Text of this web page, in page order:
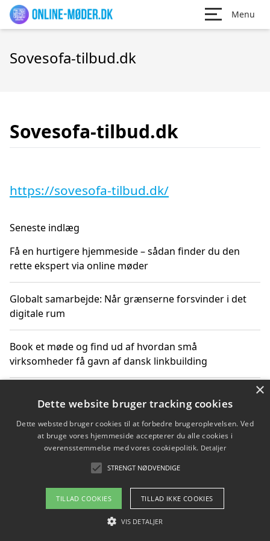
Menu
Sovesofa-tilbud.dk
Sovesofa-tilbud.dk
https://sovesofa-tilbud.dk/
Seneste indlæg
Få en hurtigere hjemmeside – sådan finder du den
rette ekspert via online møder
Globalt samarbejde: Når grænserne forsvinder i det
digitale rum
Book et møde og find ud af hvordan små
virksomheder få gavn af dansk linkbuilding
får du indgår et samarbejde
Hold et møde med en WordPress ekspert og vælg den
mest professionelle til at vedligeholde din løsning
Copyright 2026 - Pilanto Aps
Om / kontakt
×
Dette website bruger tracking cookies
Dette websted bruger cookies til at forbedre brugeroplevelsen. Ved
at bruge vores hjemmeside accepterer du alle cookies i
overensstemmelse med vores cookiepolitik. Detaljer
STRENGT NØDVENDIGE
TILLAD COOKIES TILLAD IKKE COOKIES
VIS DETALJER